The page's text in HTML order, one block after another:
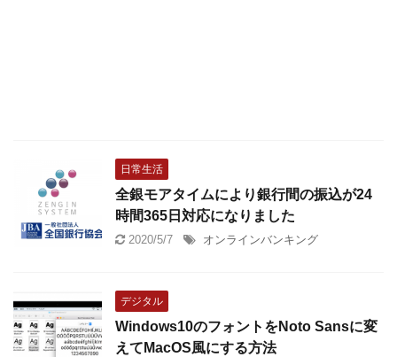
日常生活
全銀モアタイムにより銀行間の振込が24
時間365日対応になりました
2020/5/7 オンラインバンキング
デジタル
Windows10のフォントをNoto Sansに変
えてMacOS風にする方法